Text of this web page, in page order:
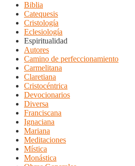
Biblia
Catequesis
Cristología
Eclesiología
Espiritualidad
Autores
Camino de perfeccionamiento
Carmelitana
Claretiana
Cristocéntrica
Devocionarios
Diversa
Franciscana
Ignaciana
Mariana
Meditaciones
Mística
Monástica